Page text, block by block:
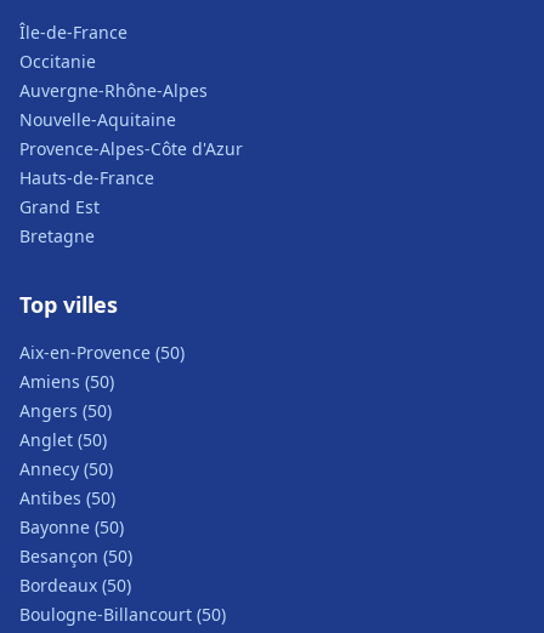
Île-de-France
Occitanie
Auvergne-Rhône-Alpes
Nouvelle-Aquitaine
Provence-Alpes-Côte d'Azur
Hauts-de-France
Grand Est
Bretagne
Top villes
Aix-en-Provence (50)
Amiens (50)
Angers (50)
Anglet (50)
Annecy (50)
Antibes (50)
Bayonne (50)
Besançon (50)
Bordeaux (50)
Boulogne-Billancourt (50)